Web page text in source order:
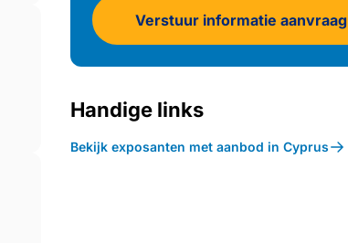
Verstuur informatie aanvraag
Handige links
Bekijk exposanten met aanbod in Cyprus